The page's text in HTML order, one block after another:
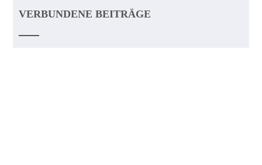
VERBUNDENE BEITRÄGE